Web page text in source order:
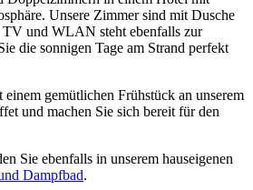
Unsere Zimmer sind mit Dusche
TV und WLAN steht ebenfalls zur
die sonnigen Tage am Strand perfekt
gemütlichen Frühstück an unserem
und machen Sie sich bereit für den
Sie ebenfalls in unserem hauseigenen
Dampfbad.